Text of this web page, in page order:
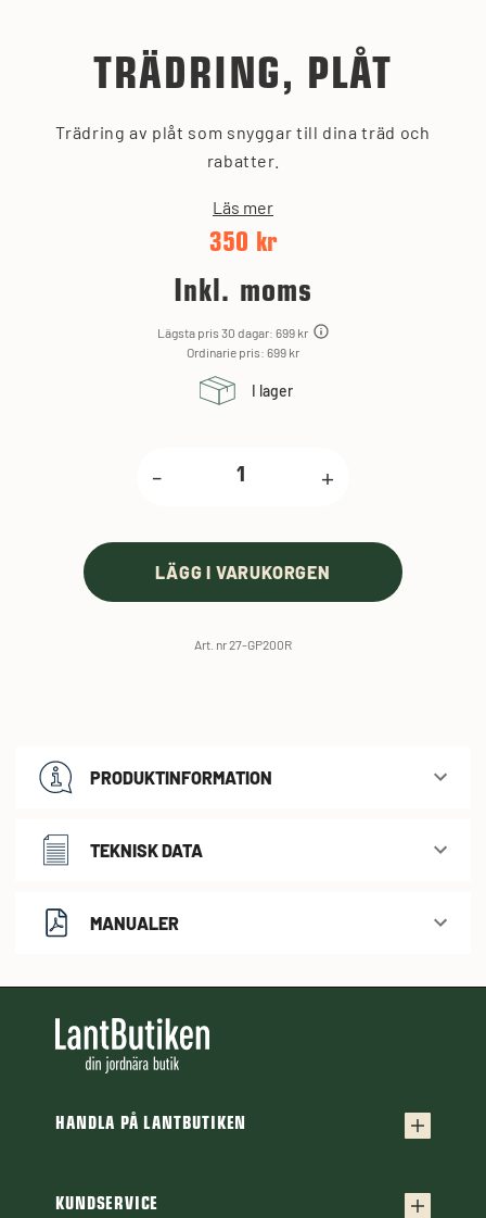
TRÄDRING, PLÅT
Trädring av plåt som snyggar till dina träd och
rabatter.
Läs mer
350 kr
Inkl. moms
Lägsta pris 30 dagar: 699 kr
Ordinarie pris: 699 kr
I lager
- +
LÄGG I VARUKORGEN
Art. nr 27-GP200R
PRODUKTINFORMATION
TEKNISK DATA
MANUALER
HANDLA PÅ LANTBUTIKEN
Frakt & leverans
KUNDSERVICE